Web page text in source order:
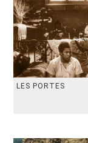
LES PORTES